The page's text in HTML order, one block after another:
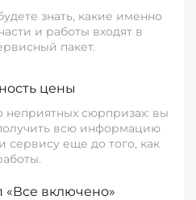
знать, какие именно
и работы входят в
пакет.
цены
неприятных сюрпризах: вы
всю информацию
сервису еще до того, как
включено»